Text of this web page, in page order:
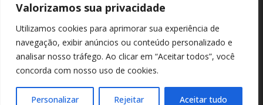
Valorizamos sua privacidade
Utilizamos cookies para aprimorar sua experiência de
navegação, exibir anúncios ou conteúdo personalizado e
analisar nosso tráfego. Ao clicar em “Aceitar todos”, você
concorda com nosso uso de cookies.
Personalizar Rejeitar Aceitar tudo
SOLUÇÕES DIGITAIS |
CRIAÇÃO DE SITES